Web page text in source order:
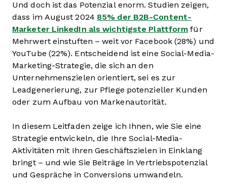
Und doch ist das Potenzial enorm. Studien zeigen,
dass im August 2024 85% der B2B-Content-
Marketer LinkedIn als wichtigste Plattform für
Mehrwert einstuften – weit vor Facebook (28%) und
YouTube (22%). Entscheidend ist eine Social-Media-
Marketing-Strategie, die sich an den
Unternehmenszielen orientiert, sei es zur
Leadgenerierung, zur Pflege potenzieller Kunden
oder zum Aufbau von Markenautorität.
In diesem Leitfaden zeige ich Ihnen, wie Sie eine
Strategie entwickeln, die Ihre Social-Media-
Aktivitäten mit Ihren Geschäftszielen in Einklang
bringt – und wie Sie Beiträge in Vertriebspotenzial
und Gespräche in Conversions umwandeln.